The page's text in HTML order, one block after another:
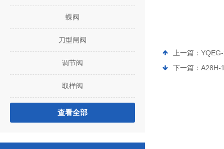
蝶阀
刀型闸阀
调节阀
取样阀
查看全部
上一篇：
下一篇： A28H-